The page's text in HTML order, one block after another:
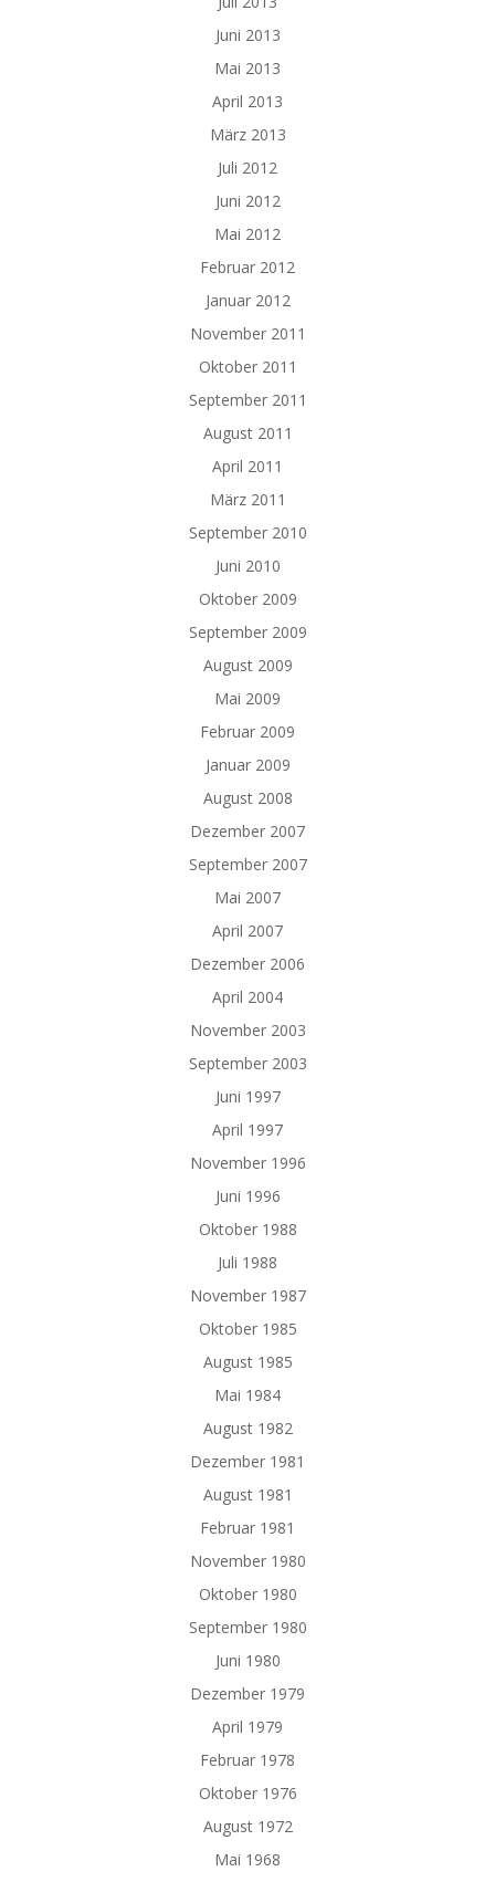
Juni 2013
Mai 2013
April 2013
März 2013
Juli 2012
Juni 2012
Mai 2012
Februar 2012
Januar 2012
November 2011
Oktober 2011
September 2011
August 2011
April 2011
März 2011
September 2010
Juni 2010
Oktober 2009
September 2009
August 2009
Mai 2009
Februar 2009
Januar 2009
August 2008
Dezember 2007
September 2007
Mai 2007
April 2007
Dezember 2006
April 2004
November 2003
September 2003
Juni 1997
April 1997
November 1996
Juni 1996
Oktober 1988
Juli 1988
November 1987
Oktober 1985
August 1985
Mai 1984
August 1982
Dezember 1981
August 1981
Februar 1981
November 1980
Oktober 1980
September 1980
Juni 1980
Dezember 1979
April 1979
Februar 1978
Oktober 1976
August 1972
Mai 1968